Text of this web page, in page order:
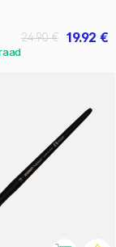
19.92 €
24.90 €